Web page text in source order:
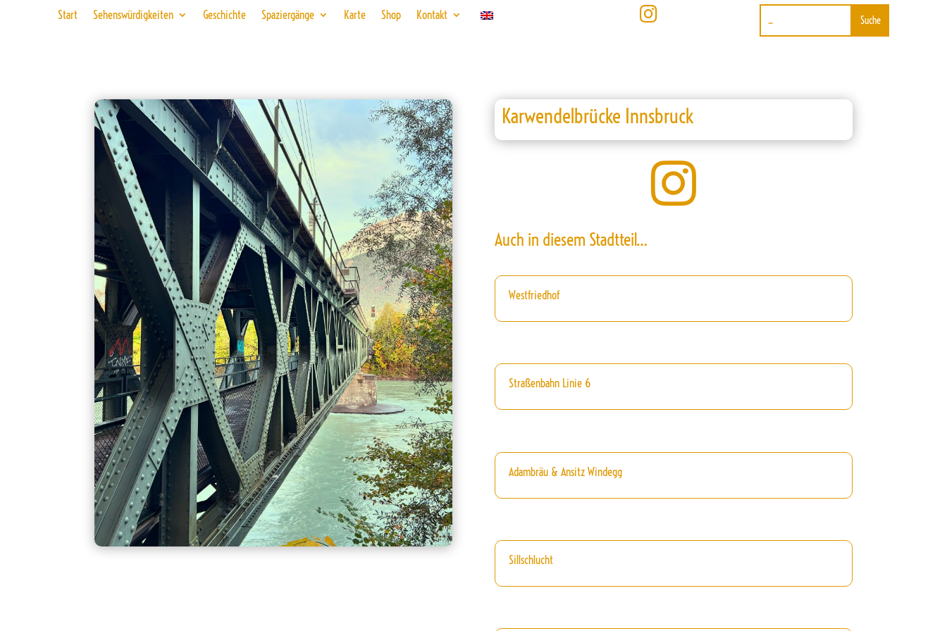
Start Sehenswürdigkeiten Geschichte Spaziergänge Karte Shop Kontakt 
Karwendelbrücke Innsbruck

Auch in diesem Stadtteil…
Westfriedhof
Straßenbahn Linie 6
Adambräu & Ansitz Windegg
Sillschlucht